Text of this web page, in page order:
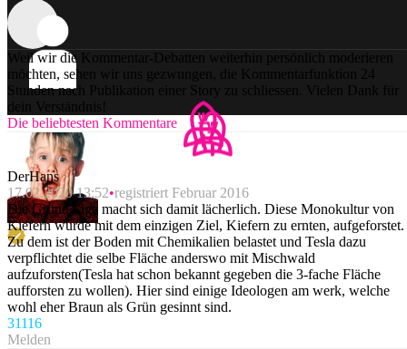
Weil wir die Kommentar-Debatten weiterhin persönlich moderieren
möchten, sehen wir uns gezwungen, die Kommentarfunktion 24
Stunden nach Publikation einer Story zu schliessen. Vielen Dank für
dein Verständnis!
Die beliebtesten Kommentare
DerHans
17.02.2020 13:52 registriert Februar 2016
Die Grüne Liga macht sich damit lächerlich. Diese Monokultur von
Kiefern wurde mit dem einzigen Ziel, Kiefern zu ernten, aufgeforstet.
Zu dem ist der Boden mit Chemikalien belastet und Tesla dazu
verpflichtet die selbe Fläche anderswo mit Mischwald
aufzuforsten(Tesla hat schon bekannt gegeben die 3-fache Fläche
aufforsten zu wollen). Hier sind einige Ideologen am werk, welche
wohl eher Braun als Grün gesinnt sind.
31116
Melden